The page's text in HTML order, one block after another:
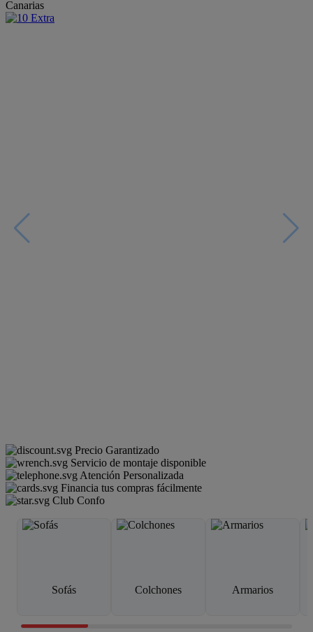
Canarias
Precio Garantizado
Servicio de montaje disponible
Atención Personalizada
Financia tus compras fácilmente
Club Confo
Sofás Colchones Armarios